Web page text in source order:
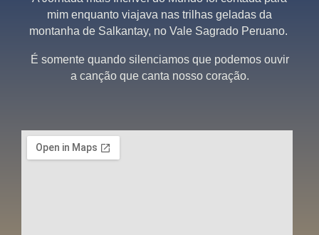
mim enquanto viajava nas trilhas geladas da
montanha de Salkantay, no Vale Sagrado Peruano.
É somente quando silenciamos que podemos ouvir
a canção que canta nosso coração.